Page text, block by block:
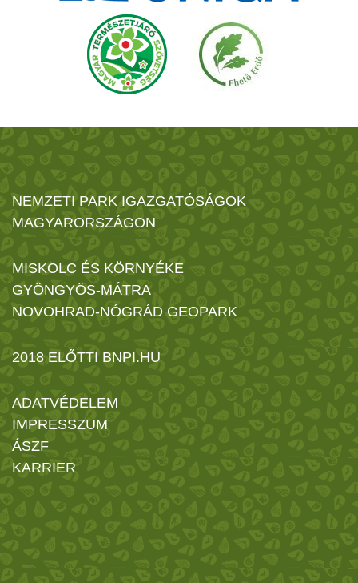
NEMZETI PARK IGAZGATÓSÁGOK
MAGYARORSZÁGON
MISKOLC ÉS KÖRNYÉKE
GYÖNGYÖS-MÁTRA
NOVOHRAD-NÓGRÁD GEOPARK
2018 ELŐTTI BNPI.HU
ADATVÉDELEM
IMPRESSZUM
ÁSZF
KARRIER